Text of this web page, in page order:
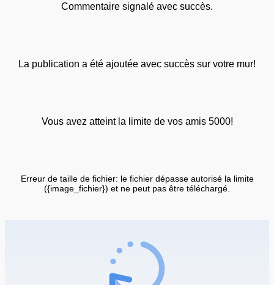
Commentaire signalé avec succès.
La publication a été ajoutée avec succès sur votre mur!
Vous avez atteint la limite de vos amis 5000!
Erreur de taille de fichier: le fichier dépasse autorisé la limite
({image_fichier}) et ne peut pas être téléchargé.